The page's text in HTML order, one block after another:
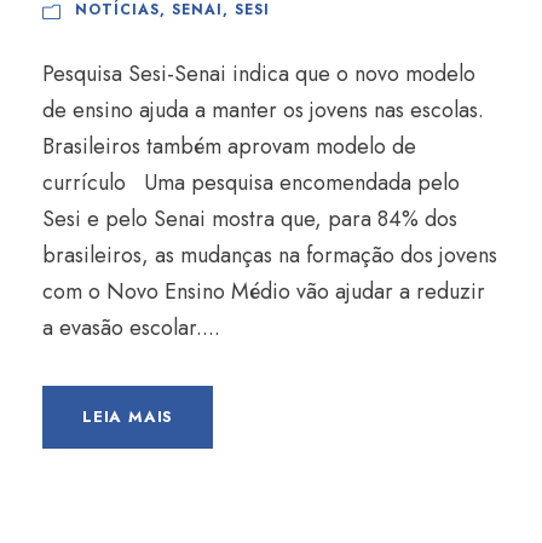
NOTÍCIAS, SENAI, SESI
Pesquisa Sesi-Senai indica que o novo modelo
de ensino ajuda a manter os jovens nas escolas.
Brasileiros também aprovam modelo de
currículo Uma pesquisa encomendada pelo
Sesi e pelo Senai mostra que, para 84% dos
brasileiros, as mudanças na formação dos jovens
com o Novo Ensino Médio vão ajudar a reduzir
a evasão escolar....
LEIA MAIS